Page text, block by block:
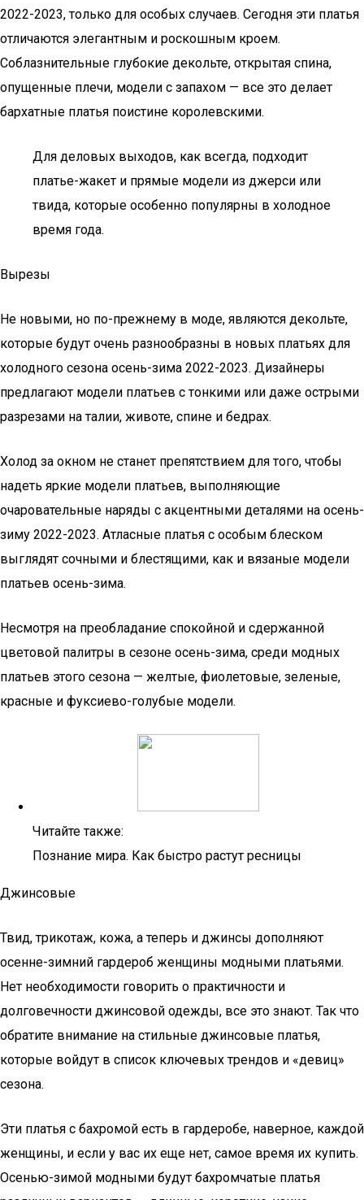
2022-2023, только для особых случаев. Сегодня эти платья
отличаются элегантным и роскошным кроем.
Соблазнительные глубокие декольте, открытая спина,
опущенные плечи, модели с запахом — все это делает
бархатные платья поистине королевскими.
Для деловых выходов, как всегда, подходит
платье-жакет и прямые модели из джерси или
твида, которые особенно популярны в холодное
время года.
Вырезы
Не новыми, но по-прежнему в моде, являются декольте,
которые будут очень разнообразны в новых платьях для
холодного сезона осень-зима 2022-2023. Дизайнеры
предлагают модели платьев с тонкими или даже острыми
разрезами на талии, животе, спине и бедрах.
Холод за окном не станет препятствием для того, чтобы
надеть яркие модели платьев, выполняющие
очаровательные наряды с акцентными деталями на осень-
зиму 2022-2023. Атласные платья с особым блеском
выглядят сочными и блестящими, как и вязаные модели
платьев осень-зима.
Несмотря на преобладание спокойной и сдержанной
цветовой палитры в сезоне осень-зима, среди модных
платьев этого сезона — желтые, фиолетовые, зеленые,
красные и фуксиево-голубые модели.
Читайте также:
Познание мира. Как быстро растут ресницы
Джинсовые
Твид, трикотаж, кожа, а теперь и джинсы дополняют
осенне-зимний гардероб женщины модными платьями.
Нет необходимости говорить о практичности и
долговечности джинсовой одежды, все это знают. Так что
обратите внимание на стильные джинсовые платья,
которые войдут в список ключевых трендов и «девиц»
сезона.
Эти платья с бахромой есть в гардеробе, наверное, каждой
женщины, и если у вас их еще нет, самое время их купить.
Осенью-зимой модными будут бахромчатые платья